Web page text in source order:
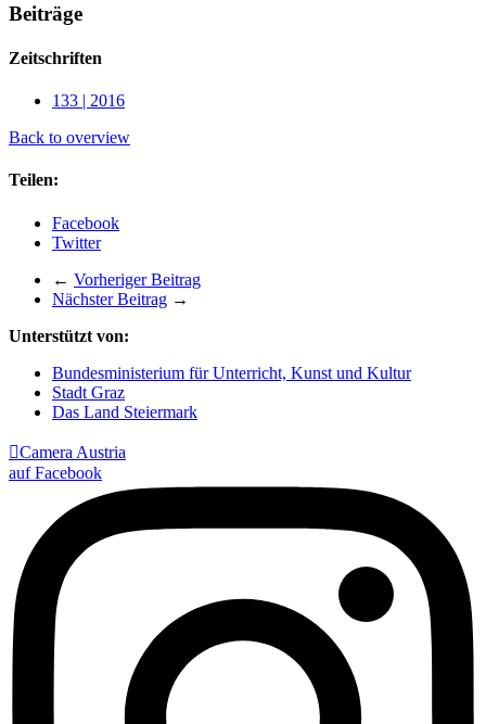
Beiträge
Zeitschriften
133 | 2016
Back to overview
Teilen:
Facebook
Twitter
← Vorheriger Beitrag
Nächster Beitrag →
Unterstützt von:
Bundesministerium für Unterricht, Kunst und Kultur
Stadt Graz
Das Land Steiermark
Camera Austria
auf Facebook